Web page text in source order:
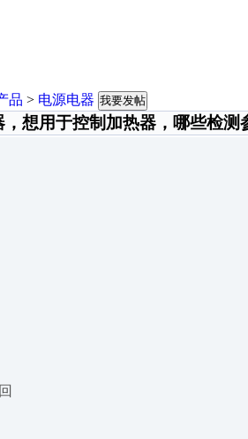
品 > 电源电器 我要发帖
，想用于控制加热器，哪些检测